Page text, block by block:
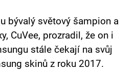
bývalý světový šampion a
CuVee, prozradil, že on i
stále čekají na svůj
skinů z roku 2017.